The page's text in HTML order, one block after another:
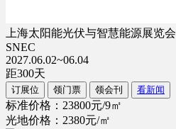
上海太阳能光伏与智慧能源展览会
SNEC
2027.06.02~06.04
距300天
订展位 领门票 领会刊 看新闻
标准价格：23800元/9㎡
光地价格：2380元/㎡